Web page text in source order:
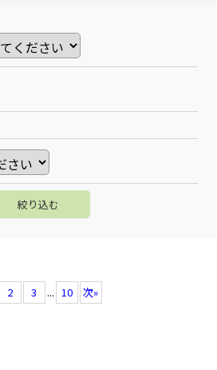
絞り込む
2 3 ... 10 次»